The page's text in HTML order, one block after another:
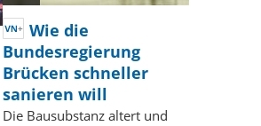
Wie die
Bundesregierung
Brücken schneller
sanieren will
Die Bausubstanz altert und